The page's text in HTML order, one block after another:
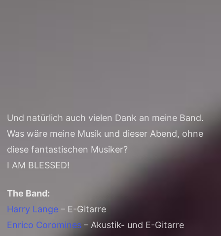
Und natürlich auch vielen Dank an meine Band.
Was wäre meine Musik und dieser Abend, ohne
diese fantastischen Musiker?
I AM BLESSED!
The Band:
Harry Lange – E-Gitarre
Enrico Coromines – Akustik- und E-Gitarre